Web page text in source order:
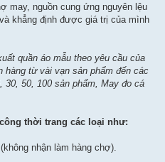
may, nguồn cung ứng nguyên lệu
khẳng định được giá trị của mình
quần áo mẫu theo yêu cầu của
hàng từ vài vạn sản phẩm đến các
30, 50, 100 sản phẩm, May đo cá
thời trang các loại như:
(không nhận làm hàng chợ).